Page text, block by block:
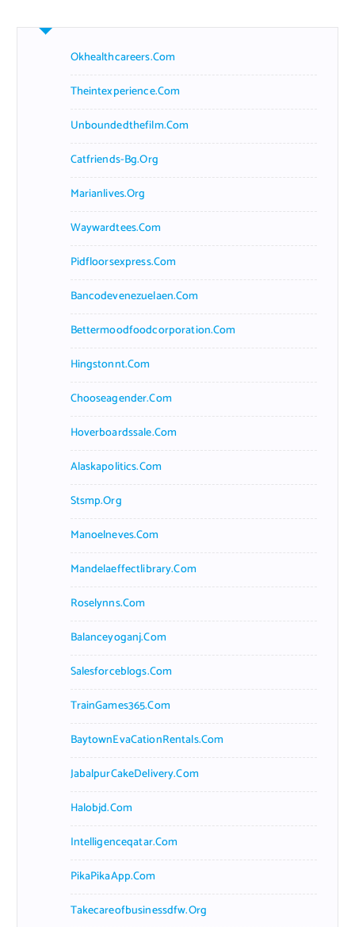
Okhealthcareers.com
Theintexperience.com
Unboundedthefilm.com
Catfriends-Bg.org
Marianlives.org
Waywardtees.com
Pidfloorsexpress.com
Bancodevenezuelaen.com
Bettermoodfoodcorporation.com
Hingstonnt.com
Chooseagender.com
Hoverboardssale.com
Alaskapolitics.com
Stsmp.org
Manoelneves.com
Mandelaeffectlibrary.com
Roselynns.com
Balanceyoganj.com
Salesforceblogs.com
TrainGames365.com
BaytownEvaCationRentals.com
JabalpurCakeDelivery.com
Halobjd.com
Intelligenceqatar.com
PikaPikaApp.com
Takecareofbusinessdfw.org